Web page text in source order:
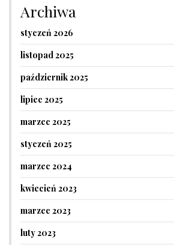
Archiwa
styczeń 2026
listopad 2025
październik 2025
lipiec 2025
marzec 2025
styczeń 2025
marzec 2024
kwiecień 2023
marzec 2023
luty 2023